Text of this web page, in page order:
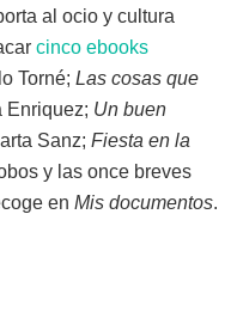
al ocio y cultura
cinco ebooks
Torné; Las cosas que
Enriquez; Un buen
Sanz; Fiesta en la
y las once breves
en Mis documentos.